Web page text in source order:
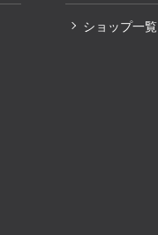
ショップ一覧